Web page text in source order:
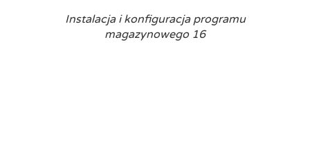
Instalacja i konfiguracja programu
magazynowego 16